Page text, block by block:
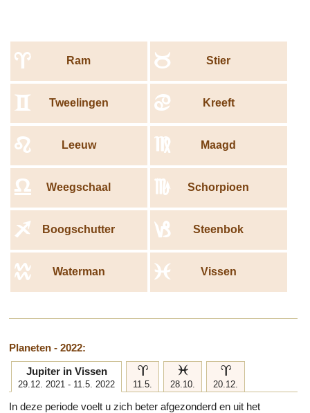
afgesloten worden en we zullen ons dankbaar voelen voor alles
wat het jaar 2025 ons gebracht heeft. We moeten wel
vooral rond de kerst feestdagen, zal ons lichaam zwakker zijn
op je vitamine inname en gezonde lichaamsbeweging zodat we
deze periode door kunnen komen zonder letsels.
Ram
a Stier
b
Tweelingen
c Kreeft
d
Leeuw
e Maagd
f
Weegschaal
g Schorpioen
h
Boogschutter
i Steenbok
j
Waterman
k Vissen
l
Planeten - 2022:
Jupiter in Vissen
29.12. 2021 - 11.5. 2022
a
11.5.
l
28.10.
a
20.12.
In deze periode voelt u zich beter afgezonderd en uit het